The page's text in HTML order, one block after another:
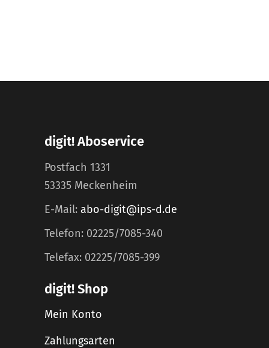
digit! Aboservice
Postfach 1331
53335 Meckenheim
E-Mail: abo-digit@ips-d.de
Telefon: 02225/7085-340
Telefax: 02225/7085-399
digit! Shop
Mein Konto
Zahlungsarten